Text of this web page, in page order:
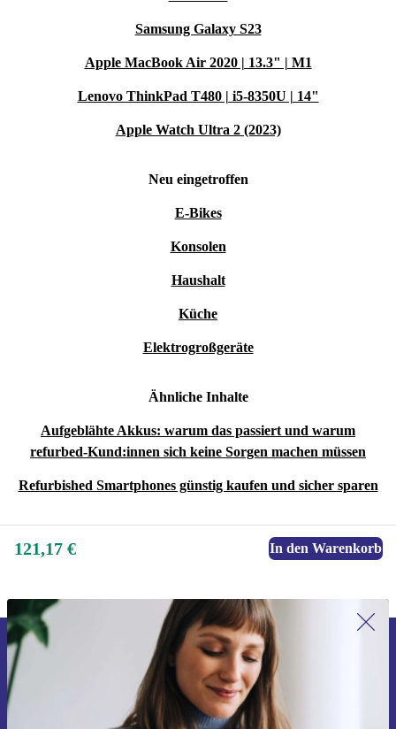
Samsung Galaxy S23
Apple MacBook Air 2020 | 13.3" | M1
Lenovo ThinkPad T480 | i5-8350U | 14"
Apple Watch Ultra 2 (2023)
Neu eingetroffen
E-Bikes
Konsolen
Haushalt
Küche
Elektrogroßgeräte
Ähnliche Inhalte
Aufgeblähte Akkus: warum das passiert und warum
refurbed-Kund:innen sich keine Sorgen machen müssen
Refurbished Smartphones günstig kaufen und sicher sparen
121,17 € In den Warenkorb
Erstmals zum Newsletter anmelden,
15 € sparen!
Verpasse kein Angebot mehr.